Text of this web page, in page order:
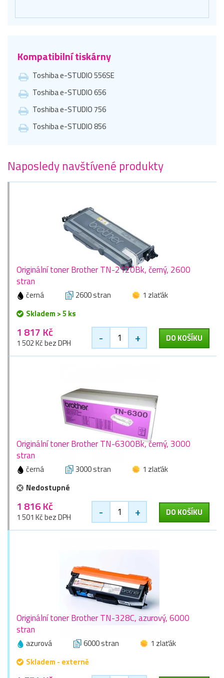
Kompatibilní tiskárny
Toshiba e-STUDIO 556SE
Toshiba e-STUDIO 656
Toshiba e-STUDIO 756
Toshiba e-STUDIO 856
Naposledy navštívené produkty
Originální toner Brother TN-2120Bk, černý, 2600
stran
černá 2600 stran
1 zlaťák
Skladem > 5 ks
1 817 Kč
1 502 Kč bez DPH - + DO KOŠÍKU
Originální toner Brother TN-6300Bk, černý, 3000
stran
černá 3000 stran
1 zlaťák
Nedostupné
1 816 Kč
1 501 Kč bez DPH - + DO KOŠÍKU
Originální toner Brother TN-328C, azurový, 6000
stran
azurová 6000 stran
1 zlaťák
Skladem - externě